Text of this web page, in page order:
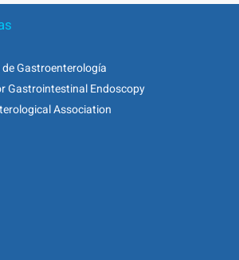
Gastroenterología
Gastrointestinal Endoscopy
Association